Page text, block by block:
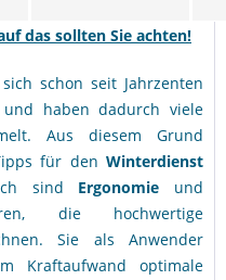
das sollten Sie achten!
schon seit Jahrzenten
haben dadurch viele
Aus diesem Grund
für den Winterdienst
sind Ergonomie und
die hochwertige
Sie als Anwender
Kraftaufwand optimale